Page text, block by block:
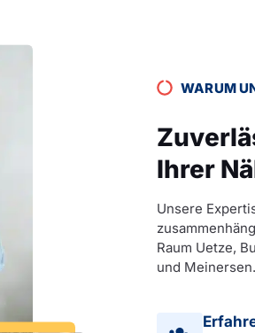
WARUM
Ihrer
Unsere
Raum Uetze,
und Meinersen.